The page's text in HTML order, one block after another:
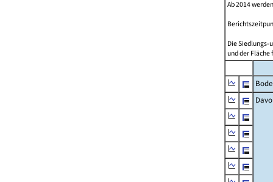
Ab 2014
Die Siedlungs-
und der Fläche